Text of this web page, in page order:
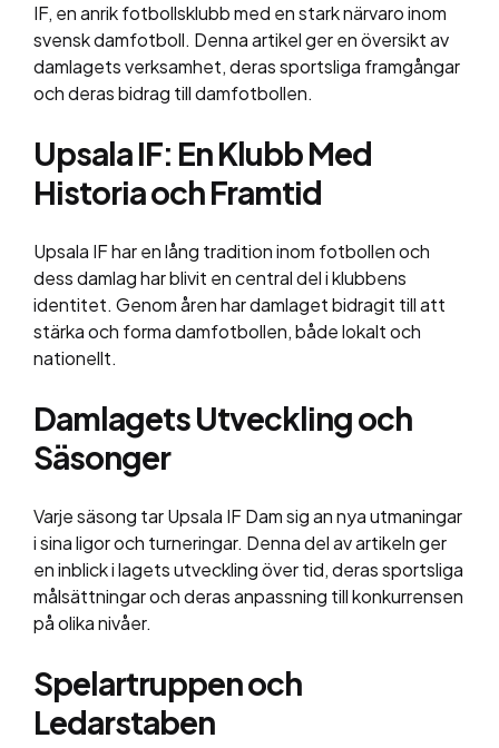
IF, en anrik fotbollsklubb med en stark närvaro inom
svensk damfotboll. Denna artikel ger en översikt av
damlagets verksamhet, deras sportsliga framgångar
och deras bidrag till damfotbollen.
Upsala IF: En Klubb Med
Historia och Framtid
Upsala IF har en lång tradition inom fotbollen och
dess damlag har blivit en central del i klubbens
identitet. Genom åren har damlaget bidragit till att
stärka och forma damfotbollen, både lokalt och
nationellt.
Damlagets Utveckling och
Säsonger
Varje säsong tar Upsala IF Dam sig an nya utmaningar
i sina ligor och turneringar. Denna del av artikeln ger
en inblick i lagets utveckling över tid, deras sportsliga
målsättningar och deras anpassning till konkurrensen
på olika nivåer.
Spelartruppen och
Ledarstaben